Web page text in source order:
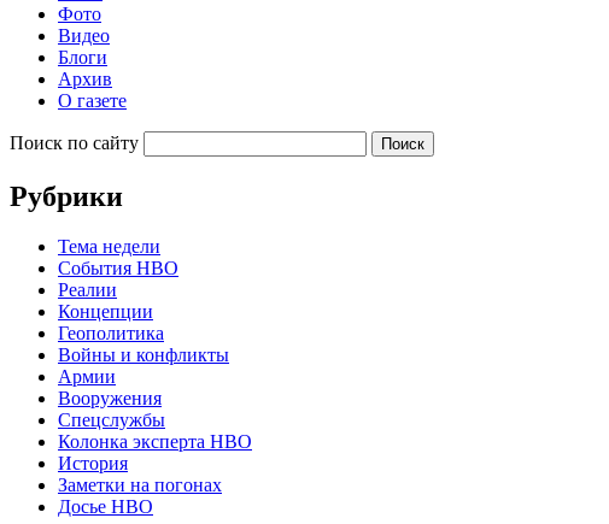
Фото
Видео
Блоги
Архив
О газете
Поиск по сайту
Рубрики
Тема недели
События НВО
Реалии
Концепции
Геополитика
Войны и конфликты
Армии
Вооружения
Спецслужбы
Колонка эксперта НВО
История
Заметки на погонах
Досье НВО